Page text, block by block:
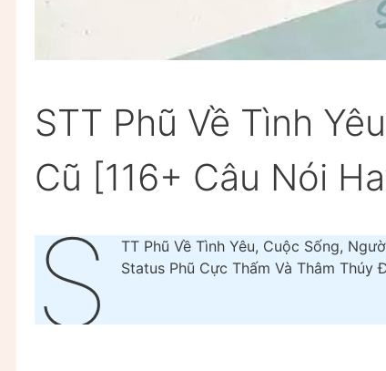
STT Phũ Về Tình
Cũ [116+ Câu Nói
S
TT Phũ Về Tình Yêu, Cuộc Sống,
Status Phũ Cực Thấm Và Thâm Thúy